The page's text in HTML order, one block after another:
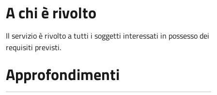
A chi è rivolto
Il servizio è rivolto a tutti i soggetti interessati in possesso dei
requisiti previsti.
Approfondimenti